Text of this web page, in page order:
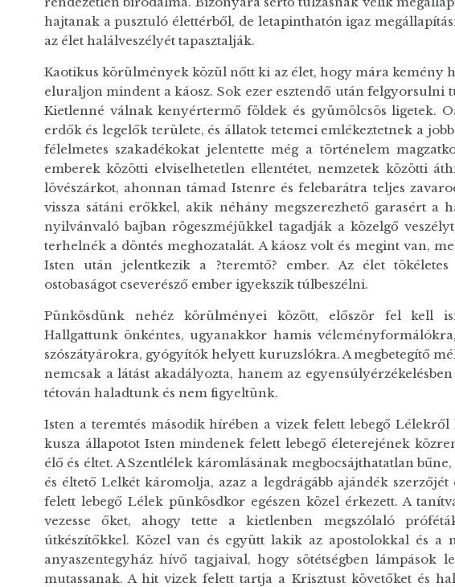
hajtanak a pusztuló élettérből, de letapinthatón igaz
az élet halálveszélyét tapasztalják.
Kaotikus körülmények közül nőtt ki az élet, hogy mára kemény
eluraljon mindent a káosz. Sok ezer esztendő után felgyorsulni
Kietlenné válnak kenyértermő földek és gyümölcsös ligetek.
erdők és legelők területe, és állatok tetemei emlékeztetnek a
félelmetes szakadékokat jelentette még a történelem
emberek közötti elviselhetetlen ellentétet, nemzetek közötti
lövészárkot, ahonnan támad Istenre és felebarátra teljes
vissza sátáni erőkkel, akik néhány megszerezhető garasért a
nyilvánvaló bajban rögeszméjükkel tagadják a közelgő
terhelnék a döntés meghozatalát. A káosz volt és megint van,
Isten után jelentkezik a ?teremtő? ember. Az élet
ostobaságot cseverésző ember igyekszik túlbeszélni.
Pünkösdünk nehéz körülményei között, először fel kell
Hallgattunk önkéntes, ugyanakkor hamis
szószátyárokra, gyógyítók helyett kuruzslókra. A megbetegítő
nemcsak a látást akadályozta, hanem az
tétován haladtunk és nem figyeltünk.
Isten a teremtés második hírében a vizek felett lebegő Lélekről
kusza állapotot Isten mindenek felett lebegő életerejének
élő és éltet. A Szentlélek káromlásának megbocsájthatatlan
és éltető Lelkét káromolja, azaz a legdrágább ajándék
felett lebegő Lélek pünkösdkor egészen közel érkezett. A
vezesse őket, ahogy tette a kietlenben megszólaló
útkészítőkkel. Közel van és együtt lakik az apostolokkal és a
anyaszentegyház hívő tagjaival, hogy sötétségben lámpások
mutassanak. A hit vizek felett tartja a Krisztust követőket és